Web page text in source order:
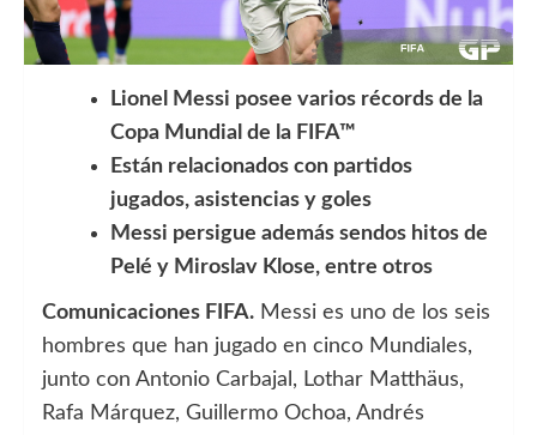
Lionel Messi posee varios récords de la
Copa Mundial de la FIFA™
Están relacionados con partidos
jugados, asistencias y goles
Messi persigue además sendos hitos de
Pelé y Miroslav Klose, entre otros
Comunicaciones FIFA. Messi es uno de los seis
hombres que han jugado en cinco Mundiales,
junto con Antonio Carbajal, Lothar Matthäus,
Rafa Márquez, Guillermo Ochoa, Andrés